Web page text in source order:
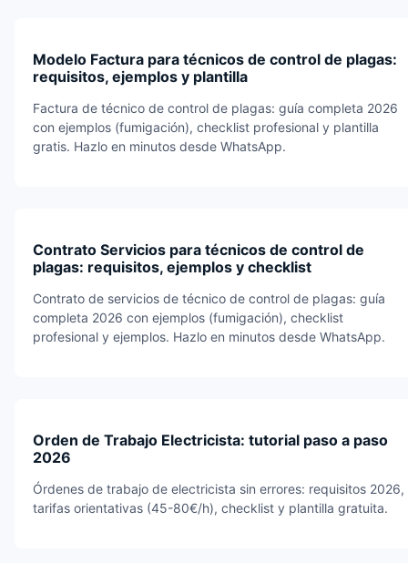
Modelo Factura para técnicos de control de plagas:
requisitos, ejemplos y plantilla
Factura de técnico de control de plagas: guía completa 2026
con ejemplos (fumigación), checklist profesional y plantilla
gratis. Hazlo en minutos desde WhatsApp.
Contrato Servicios para técnicos de control de
plagas: requisitos, ejemplos y checklist
Contrato de servicios de técnico de control de plagas: guía
completa 2026 con ejemplos (fumigación), checklist
profesional y ejemplos. Hazlo en minutos desde WhatsApp.
Orden de Trabajo Electricista: tutorial paso a paso
2026
Órdenes de trabajo de electricista sin errores: requisitos 2026,
tarifas orientativas (45-80€/h), checklist y plantilla gratuita.